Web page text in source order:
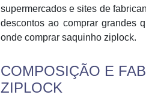
supermercados e sites de
descontos ao comprar grandes
onde comprar saquinho ziplock.
COMPOSIÇÃO E
ZIPLOCK